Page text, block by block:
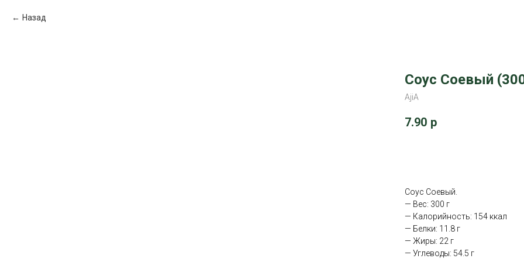
Назад
Соус Соевый
AjiA
7.90 р
Соус Соевый.
— Вес: 300 г
— Калорийность: 154 ккал
— Белки: 11.8 г
— Жиры: 22 г
— Углеводы: 54.5 г